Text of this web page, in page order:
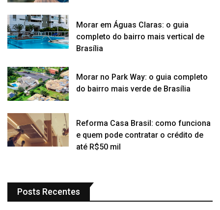
Morar em Águas Claras: o guia
completo do bairro mais vertical de
Brasília
Morar no Park Way: o guia completo
do bairro mais verde de Brasília
Reforma Casa Brasil: como funciona
e quem pode contratar o crédito de
até R$50 mil
Posts Recentes